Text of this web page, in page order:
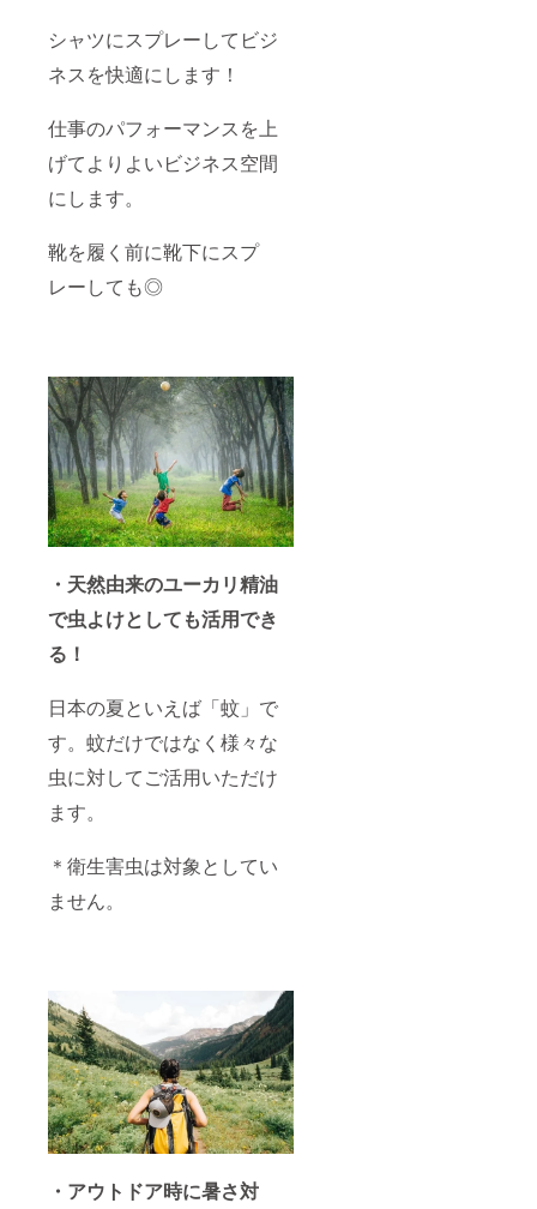
シャツにスプレーしてビジ
ネスを快適にします！
仕事のパフォーマンスを上
げてよりよいビジネス空間
にします。
靴を履く前に靴下にスプ
レーしても◎
・天然由来のユーカリ精油
で虫よけとしても活用でき
る！
日本の夏といえば「蚊」で
す。蚊だけではなく様々な
虫に対してご活用いただけ
ます。
＊衛生害虫は対象としてい
ません。
・アウトドア時に暑さ対